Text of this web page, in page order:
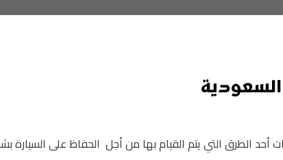
أحد الطرق التي يتم القيام بها من أجل الحفاظ على السيارة